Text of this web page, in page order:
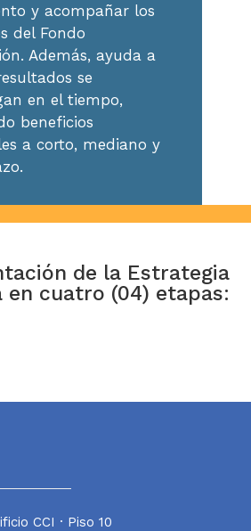
y acompañar los
del Fondo
Además, ayuda a
se
en el tiempo,
beneficios
a corto, mediano y
de la Estrategia
en cuatro (04) etapas:
CCI · Piso 10